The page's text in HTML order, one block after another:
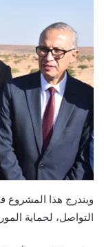
ويندرج هذا المشروع
التواصل، لحماية